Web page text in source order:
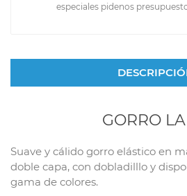
especiales pidenos
GORRO
Suave y cálido gorro elástico en
doble capa, con dobladilllo y
gama de colores.